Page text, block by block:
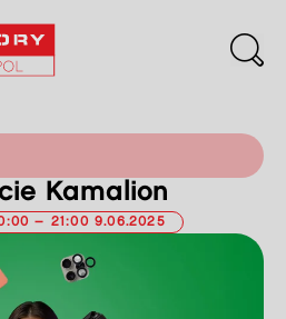
Kamalion
– 21:00 9.06.2025